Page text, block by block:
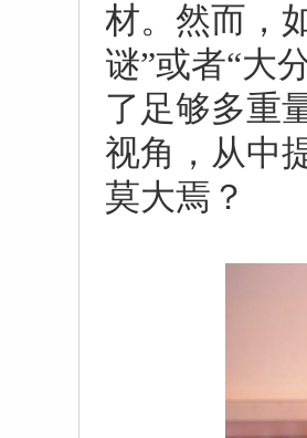
材。然而，
谜”或者“大
了足够多重
视角，从中
莫大焉？